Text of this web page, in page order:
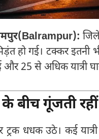
हो गई। टक्कर इतनी
और 25 से अधिक यात्री
बीच गूंजती
धधक उठे। कई